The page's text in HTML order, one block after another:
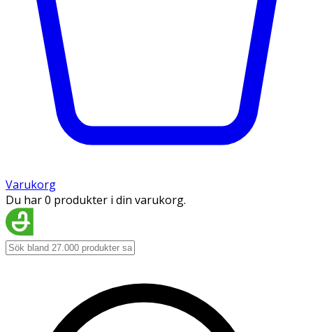
Varukorg
Du har 0 produkter i din varukorg.